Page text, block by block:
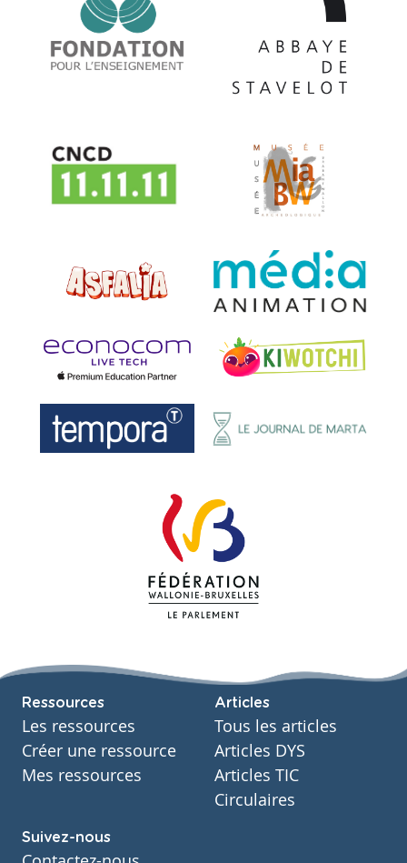
Ressources
Les ressources
Créer une ressource
Mes ressources
Articles
Tous les articles
Articles DYS
Articles TIC
Circulaires
Suivez-nous